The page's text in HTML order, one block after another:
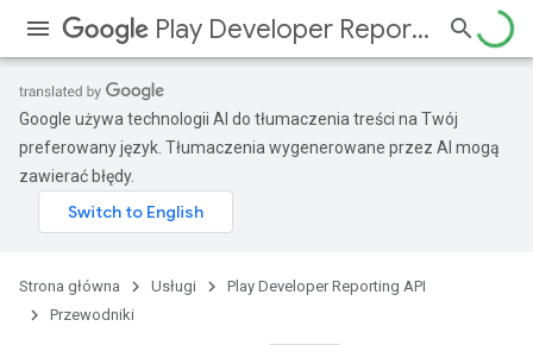
Play Developer Reporting API
Google używa technologii AI do tłumaczenia treści na Twój
preferowany język. Tłumaczenia wygenerowane przez AI mogą
zawierać błędy.
Strona główna Usługi
Play Developer Reporting API
Przewodniki